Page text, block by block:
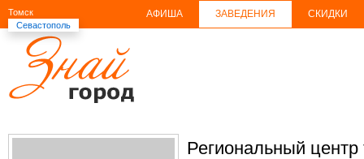
Томск
Севастополь
АФИША ЗАВЕДЕНИЯ СКИДКИ
Региональный центр